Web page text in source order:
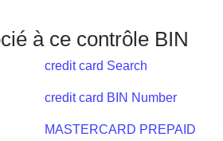
à ce contrôle BIN
credit card Search
credit card BIN Number
MASTERCARD PREPAID